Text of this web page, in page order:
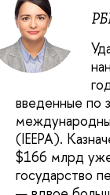
введенные по
(IEEPA).
$166 млрд
государство